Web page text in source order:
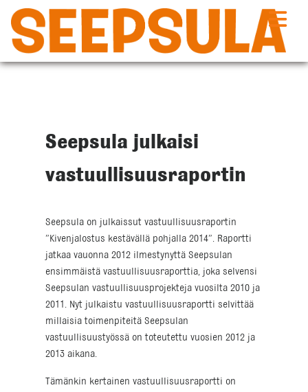
Siirry
sisältöön
Seepsula julkaisi
vastuullisuusraportin
Seepsula on julkaissut vastuullisuusraportin
”Kivenjalostus kestävällä pohjalla 2014”. Raportti
jatkaa vauonna 2012 ilmestynyttä Seepsulan
ensimmäistä vastuullisuusraporttia, joka selvensi
Seepsulan vastuullisuusprojekteja vuosilta 2010 ja
2011. Nyt julkaistu vastuullisuusraportti selvittää
millaisia toimenpiteitä Seepsulan
vastuullisuustyössä on toteutettu vuosien 2012 ja
2013 aikana.
Tämänkin kertainen vastuullisuusraportti on